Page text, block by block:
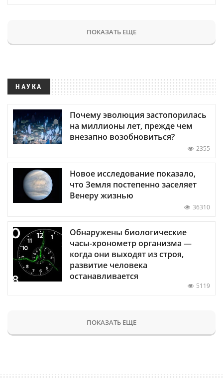
ПОКАЗАТЬ ЕЩЕ
НАУКА
Почему эволюция застопорилась
на миллионы лет, прежде чем
внезапно возобновиться?
2355
Новое исследование показало,
что Земля постепенно заселяет
Венеру жизнью
36310
Обнаружены биологические
часы-хронометр организма —
когда они выходят из строя,
развитие человека
останавливается
5119
ПОКАЗАТЬ ЕЩЕ